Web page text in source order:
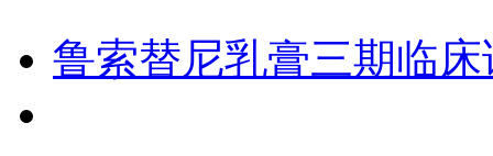
鲁索替尼乳膏三期临